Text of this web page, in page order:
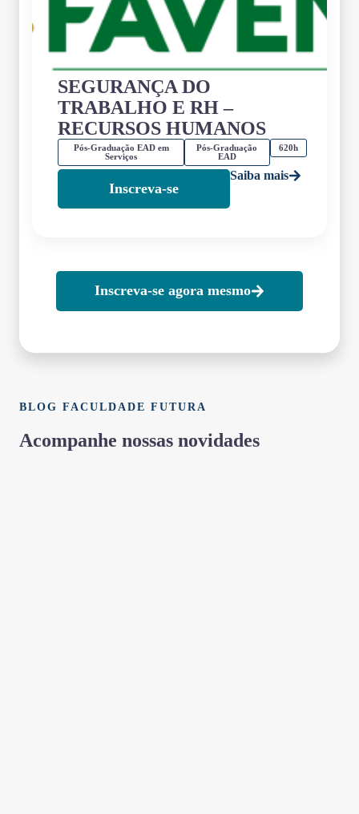
SEGURANÇA DO
TRABALHO E RH –
RECURSOS HUMANOS
Pós-Graduação EAD em
Serviços
Pós-Graduação
EAD
620h
Inscreva-se
Saiba mais
Inscreva-se agora mesmo
BLOG FACULDADE FUTURA
Acompanhe nossas novidades